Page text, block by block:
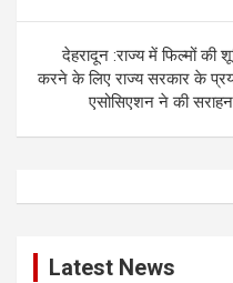
देहरादून :राज्य में फिल्मों की
करने के लिए राज्य सरकार के
एसोसिएशन ने की
Latest News